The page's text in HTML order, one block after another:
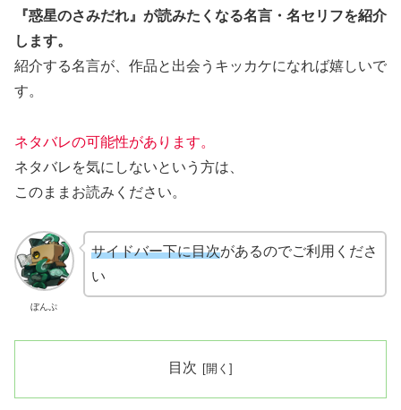
『惑星のさみだれ』が読みたくなる名言・名セリフを紹介
します。
紹介する名言が、作品と出会うキッカケになれば嬉しいで
す。
ネタバレの可能性があります。
ネタバレを気にしないという方は、
このままお読みください。
ぼんぷ
サイドバー下に目次があるのでご利用くださ
い
目次